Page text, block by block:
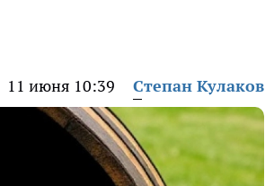
11 июня 10:39 Степан Кулаков